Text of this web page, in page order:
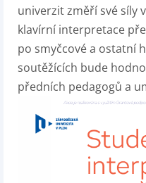
univerzit změří své síly
klavírní interpretace
po smyčcové a ostatní
soutěžících bude
předních pedagogů a